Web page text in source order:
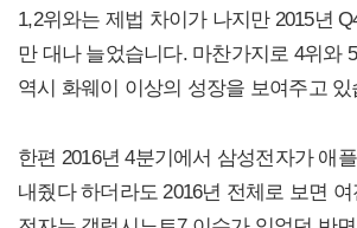
1,2위와는 제법 차이가 나지만 2015년
만 대나 늘었습니다. 마찬가지로 4위와
역시 화웨이 이상의 성장을 보여주고 있
한편 2016년 4분기에서 삼성전자가 애
내줬다 하더라도 2016년 전체로 보면